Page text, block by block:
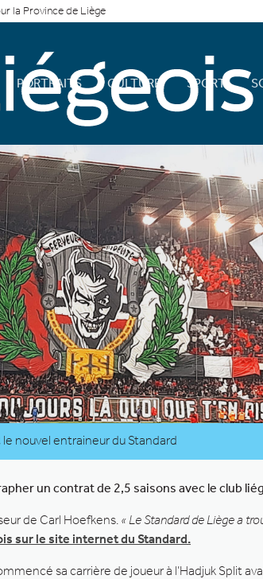
la Province de Liège
PORTRAITS CULTURE SPORT
nouvel entraineur du Standard
un contrat de 2,5 saisons avec le club
de Carl Hoefkens. « Le Standard de Liège a
sur le site internet du Standard.
sa carrière de joueur à l’Hadjuk Split